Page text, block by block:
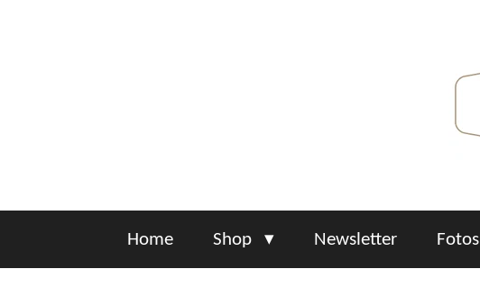
Home Shop Newsletter Fotos